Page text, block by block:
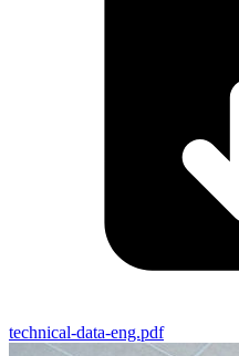
technical-data-eng.pdf